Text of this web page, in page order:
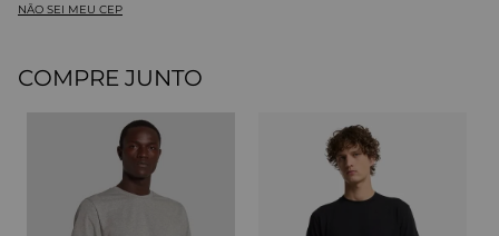
NÃO SEI MEU CEP
COMPRE JUNTO